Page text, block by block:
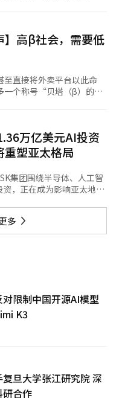
业劳动学会的论文公布了
动部的相关数据，对韩国劳
5.517倍缩小至2020年的
。研究指
】高β社会，需要低
直接将外卖平台以此命
一个称号“贝塔（β）的民
期权、ELW，到如
品”都曾掀起全民追逐高
国衍生
一
万亿美元AI投资
重塑亚太格局
集团围绕半导体、人工智
，正在成为影响亚太地区
国。 据科技媒体
席肖恩·柯林斯4日在职
SK集团正瞄准AI经济时
，SK集
多
限制中国开源AI模型
K3
旦大学张江研究院 深
研合作